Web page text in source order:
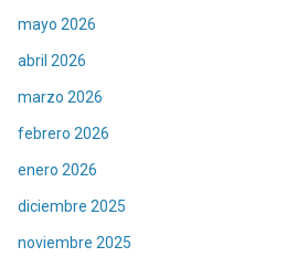
mayo 2026
abril 2026
marzo 2026
febrero 2026
enero 2026
diciembre 2025
noviembre 2025